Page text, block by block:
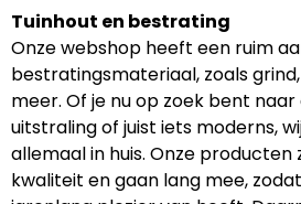
Tuinhout en bestrating
Onze webshop heeft een ruim
bestratingsmateriaal, zoals
meer. Of je nu op zoek bent naar
uitstraling of juist iets moderns,
allemaal in huis. Onze producten
kwaliteit en gaan lang mee,